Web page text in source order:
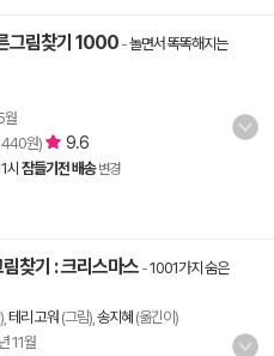
그림찾기 1000 -놀면서 똑똑해지는
월
440원) 9.6
시 잠들기전 배송 변경
찾기 : 크리스마스 -1001가지 숨은
테리 고워 (그림), 송지혜 (옮긴이)
11월